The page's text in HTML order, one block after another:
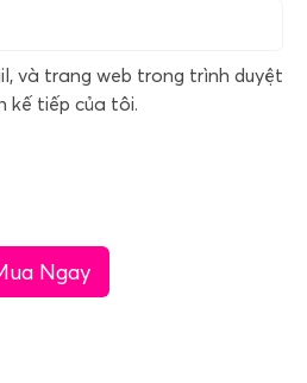
và trang web trong trình duyệt
kế tiếp của tôi.
Ngay